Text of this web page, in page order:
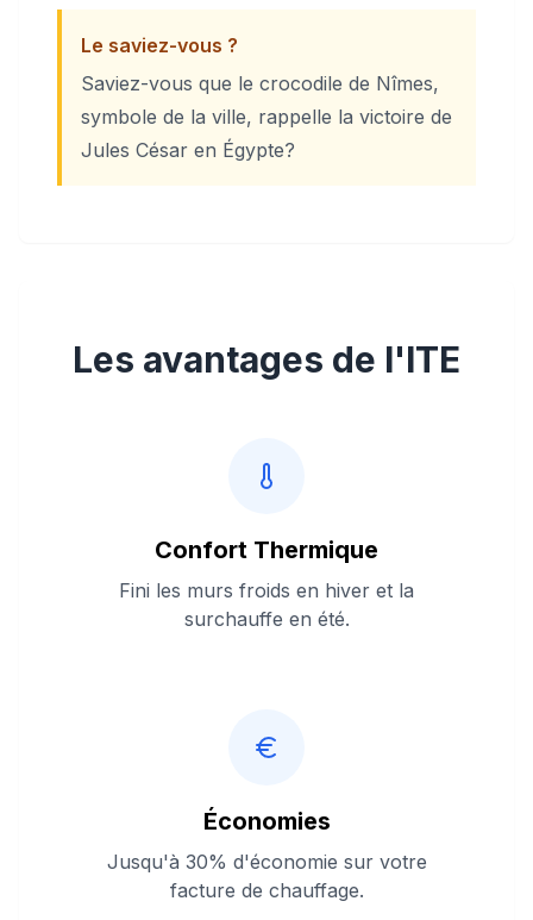
Le saviez-vous ?
Saviez-vous que le crocodile de Nîmes,
symbole de la ville, rappelle la victoire de
Jules César en Égypte?
Les avantages de l'ITE
Confort Thermique
Fini les murs froids en hiver et la
surchauffe en été.
Économies
Jusqu'à 30% d'économie sur votre
facture de chauffage.